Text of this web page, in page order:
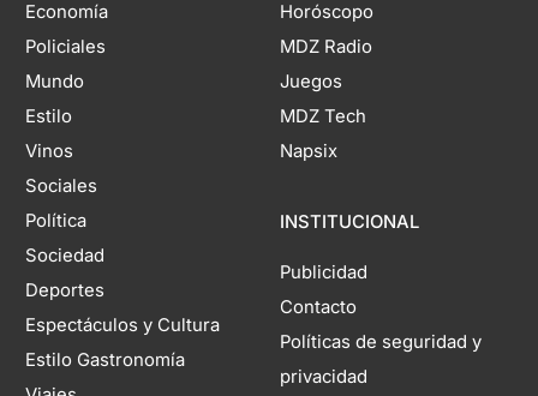
Economía
Policiales
Mundo
Estilo
Vinos
Sociales
Política
Sociedad
Deportes
Espectáculos y Cultura
Estilo Gastronomía
Horóscopo
MDZ Radio
Juegos
MDZ Tech
Napsix
INSTITUCIONAL
Publicidad
Contacto
Políticas de seguridad y
privacidad